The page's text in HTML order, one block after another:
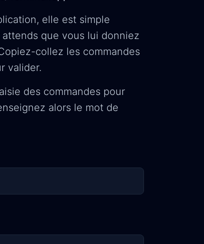
elle est simple
que vous lui donniez
collez les commandes
valider.
des commandes pour
alors le mot de